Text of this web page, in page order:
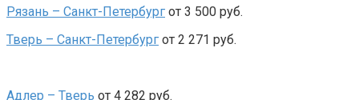
Рязань – Санкт-Петербург от 3 500 руб.
Тверь – Санкт-Петербург от 2 271 руб.
Адлер – Тверь от 4 282 руб.